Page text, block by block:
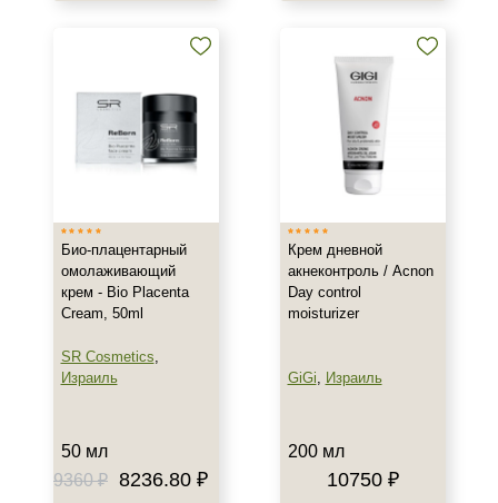
Био-плацентарный
омолаживающий
крем - Bio Placenta
Cream, 50ml
SR Cosmetics,
Израиль
50 мл
9360 ₽ 8236.80 ₽
Крем дневной
акнеконтроль / Acnon
Day control
moisturizer
GiGi, Израиль
200 мл
10750 ₽